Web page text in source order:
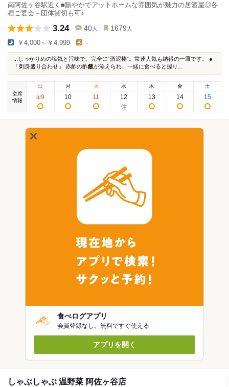
南阿佐ヶ谷駅近く■賑やかでアットホームな雰囲気が魅力の居酒屋◎各
種ご宴会～団体貸切も可♪
3.24 40 人 1679 人
￥4,000～￥4,999 -
...しっかりめの塩気と旨味で、完全に“酒泥棒”。常連人気も納得の一皿です。 ●
「刺身盛り合わせ」 赤酢の酢飯が添えられ、一緒に食べると握り...
空席
情報
日
8/9
月
10
火
11
水
12
木
13
金
14
土
15
食べログアプリ
会員登録なし。無料ですぐ使える
アプリを開く
しゃぶしゃぶ 温野菜 阿佐ヶ谷店